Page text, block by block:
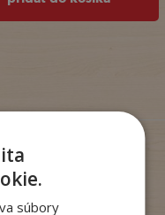
tajomstvo
súbory